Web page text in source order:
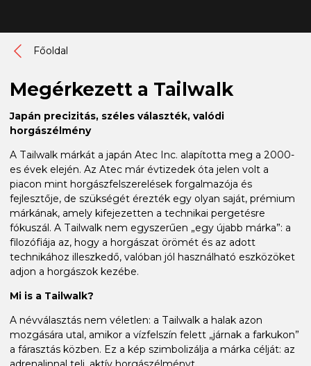
Főoldal
Megérkezett a Tailwalk
Japán precizitás, széles választék, valódi
horgászélmény
A Tailwalk márkát a japán Atec Inc. alapította meg a 2000-
es évek elején. Az Atec már évtizedek óta jelen volt a
piacon mint horgászfelszerelések forgalmazója és
fejlesztője, de szükségét érezték egy olyan saját, prémium
márkának, amely kifejezetten a technikai pergetésre
fókuszál. A Tailwalk nem egyszerűen „egy újabb márka”: a
filozófiája az, hogy a horgászat örömét és az adott
technikához illeszkedő, valóban jól használható eszközöket
adjon a horgászok kezébe.
Mi is a Tailwalk?
A névválasztás nem véletlen: a Tailwalk a halak azon
mozgására utal, amikor a vízfelszín felett „járnak a farkukon”
a fárasztás közben. Ez a kép szimbolizálja a márka célját: az